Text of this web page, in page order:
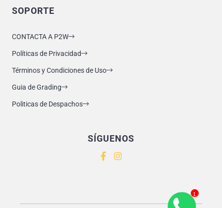
SOPORTE
CONTACTA A P2W
Políticas de Privacidad
Términos y Condiciones de Uso
Guia de Grading
Politicas de Despachos
SÍGUENOS
1